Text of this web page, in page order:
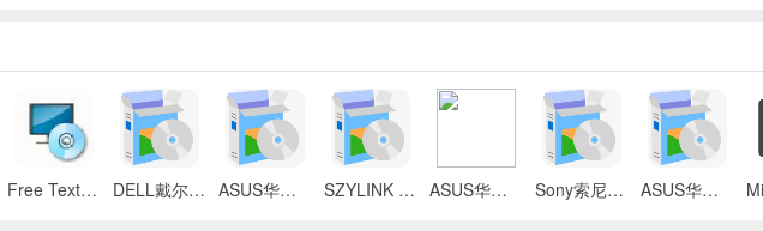
Free Text to Speech DELL戴尔 Inspiron 11z笔记本触摸板驱动 ASUS华硕 X87Q笔记本 无线网络控制器应用程序 SZYLINK CDMA_CARD 1501A无线上网卡 ASUS华硕 G50V笔记本电脑无线网卡驱动 Sony索尼VGN-P3系列笔记本Intel无线网卡驱动 ASUS华硕S2Ne笔记本电脑主板BIOS